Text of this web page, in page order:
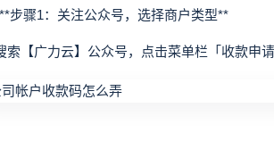
骤1：关注公众号，选择商户类型**
广力云】公众号，点击菜单栏「收款申请